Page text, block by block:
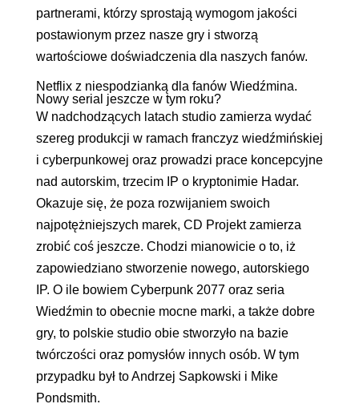
partnerami, którzy sprostają wymogom jakości
postawionym przez nasze gry i stworzą
wartościowe doświadczenia dla naszych fanów.
Netflix z niespodzianką dla fanów Wiedźmina.
Nowy serial jeszcze w tym roku?
W nadchodzących latach studio zamierza wydać
szereg produkcji w ramach franczyz wiedźmińskiej
i cyberpunkowej oraz prowadzi prace koncepcyjne
nad autorskim, trzecim IP o kryptonimie Hadar.
Okazuje się, że poza rozwijaniem swoich
najpotężniejszych marek, CD Projekt zamierza
zrobić coś jeszcze. Chodzi mianowicie o to, iż
zapowiedziano stworzenie nowego, autorskiego
IP. O ile bowiem Cyberpunk 2077 oraz seria
Wiedźmin to obecnie mocne marki, a także dobre
gry, to polskie studio obie stworzyło na bazie
twórczości oraz pomysłów innych osób. W tym
przypadku był to Andrzej Sapkowski i Mike
Pondsmith.